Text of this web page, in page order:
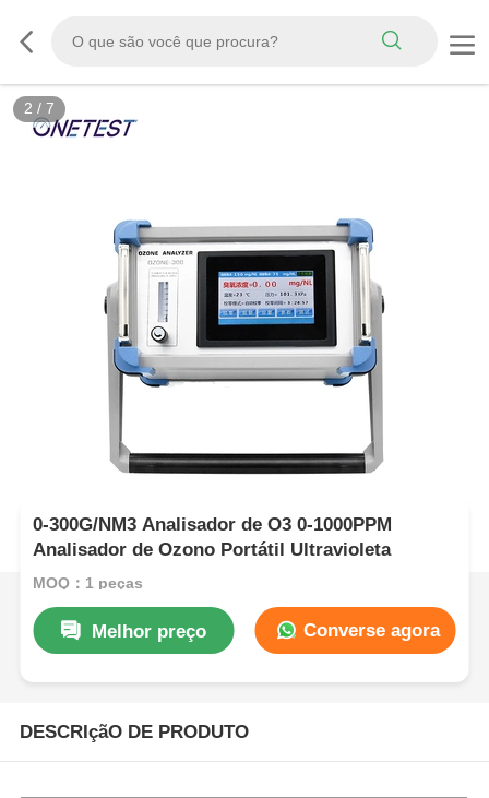
2 / 7
0-300G/NM3 Analisador de O3 0-1000PPM
Analisador de Ozono Portátil Ultravioleta
MOQ：1 peças
Melhor preço Converse agora
DESCRIçãO DE PRODUTO